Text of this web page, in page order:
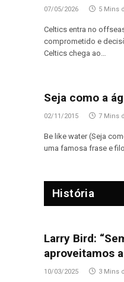
07/05/2026 5 Mins
Celtics entra no
comprometido e
Celtics chega ao…
Seja como a
02/11/2015 7 Mins
Be like water (Seja
uma famosa frase e
História
Larry Bird:
aproveitamos
10/03/2025 3 Mins